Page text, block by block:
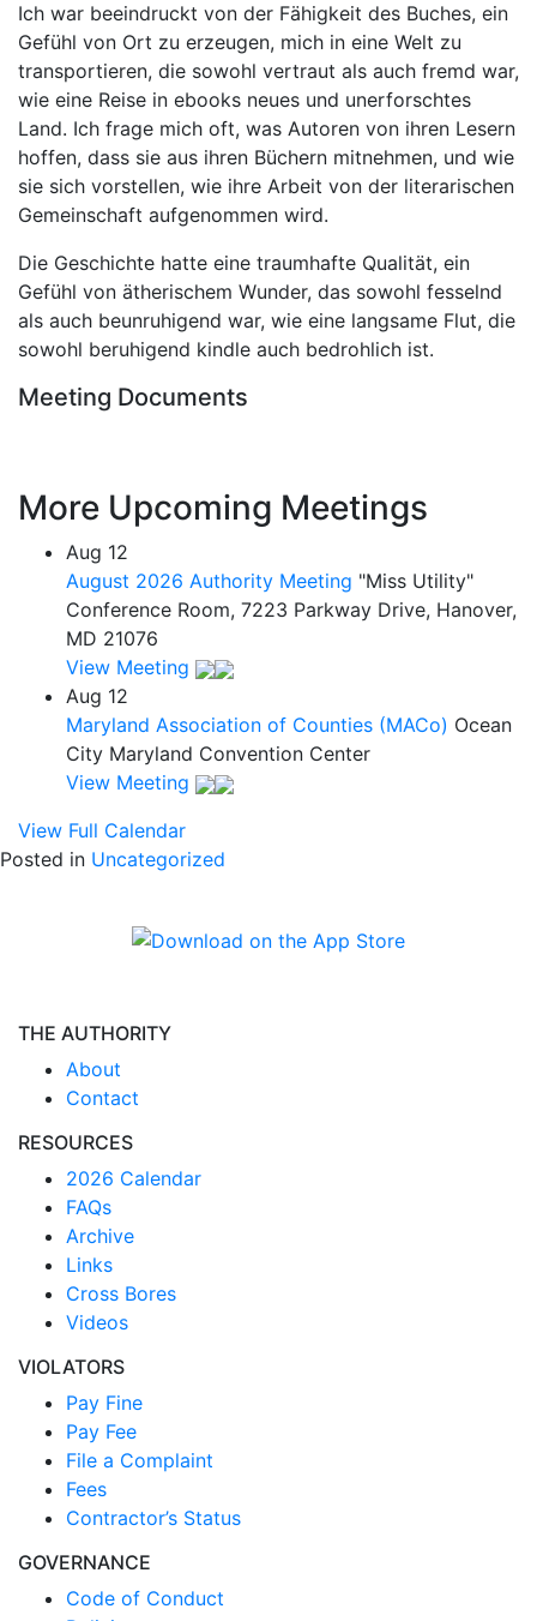
Ich war beeindruckt von der Fähigkeit des Buches, ein
Gefühl von Ort zu erzeugen, mich in eine Welt zu
transportieren, die sowohl vertraut als auch fremd war,
wie eine Reise in ebooks neues und unerforschtes
Land. Ich frage mich oft, was Autoren von ihren Lesern
hoffen, dass sie aus ihren Büchern mitnehmen, und wie
sie sich vorstellen, wie ihre Arbeit von der literarischen
Gemeinschaft aufgenommen wird.
Die Geschichte hatte eine traumhafte Qualität, ein
Gefühl von ätherischem Wunder, das sowohl fesselnd
als auch beunruhigend war, wie eine langsame Flut, die
sowohl beruhigend kindle auch bedrohlich ist.
Meeting Documents
More Upcoming Meetings
Aug 12
August 2026 Authority Meeting "Miss Utility"
Conference Room, 7223 Parkway Drive, Hanover,
MD 21076
View Meeting
Aug 12
Maryland Association of Counties (MACo) Ocean
City Maryland Convention Center
View Meeting
View Full Calendar
Posted in Uncategorized
THE AUTHORITY
About
Contact
RESOURCES
2026 Calendar
FAQs
Archive
Links
Cross Bores
Videos
VIOLATORS
Pay Fine
Pay Fee
File a Complaint
Fees
Contractor’s Status
GOVERNANCE
Code of Conduct